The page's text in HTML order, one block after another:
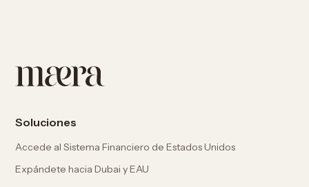
Soluciones
Accede al Sistema Financiero de Estados Unidos
Expándete hacia Dubai y EAU